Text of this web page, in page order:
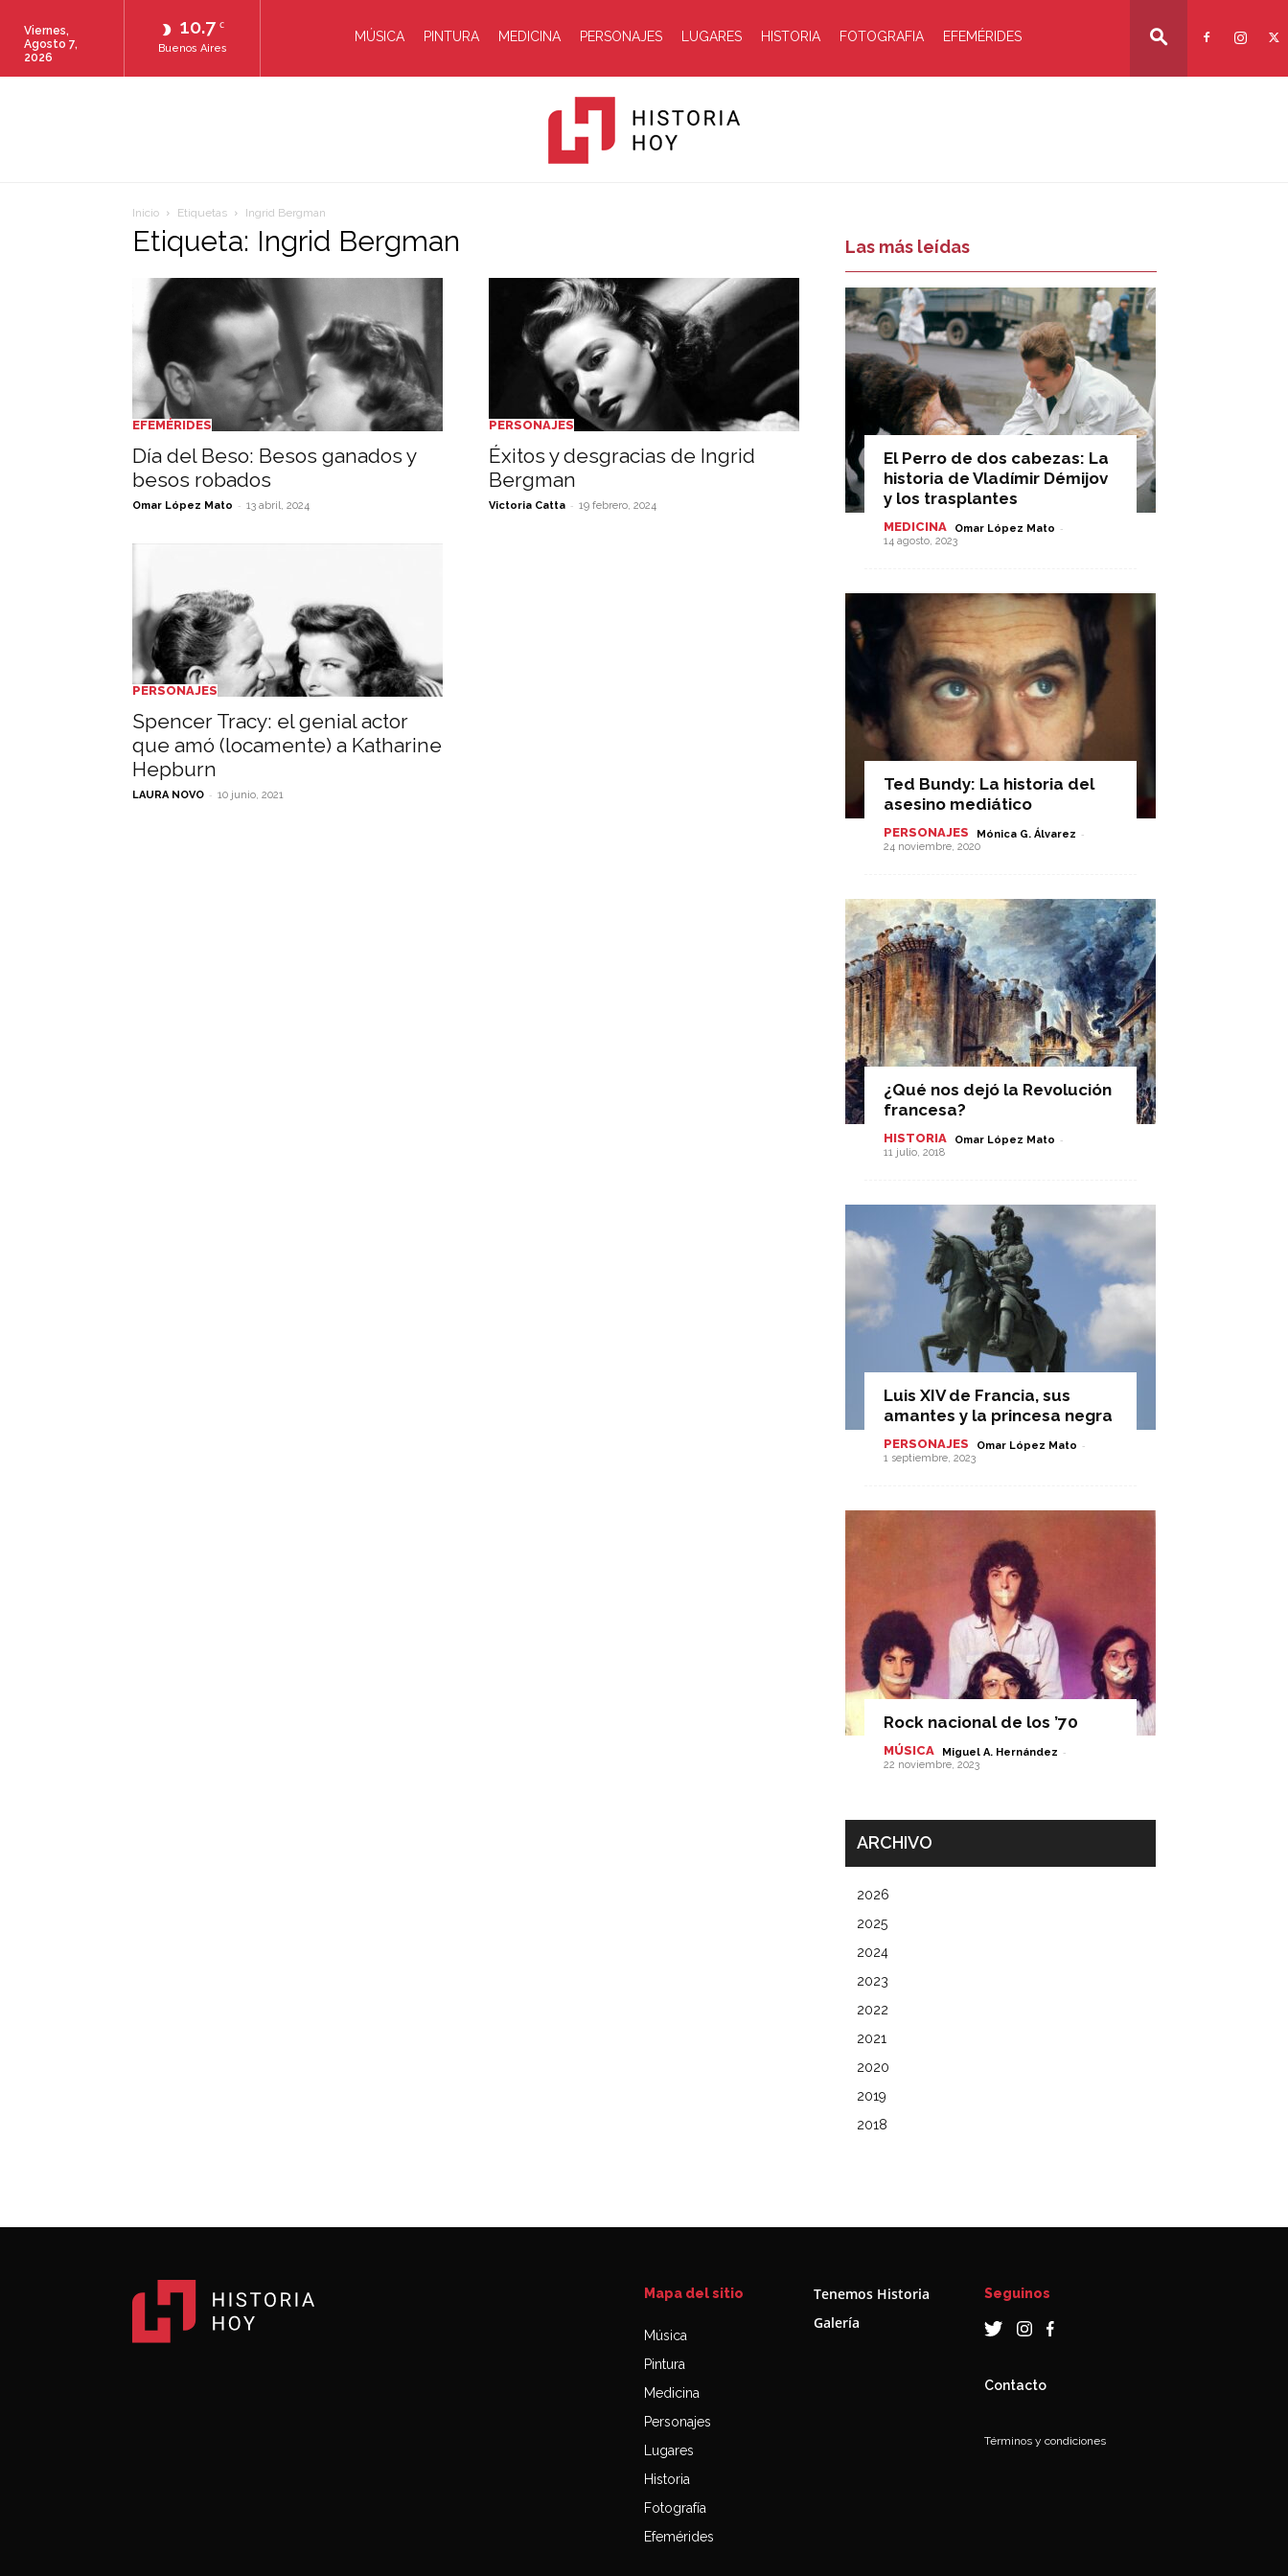
10.7 C
Buenos Aires
Viernes,
Agosto 7,
2026
MÚSICA PINTURA MEDICINA PERSONAJES LUGARES HISTORIA FOTOGRAFIA EFEMÉRIDES
Hoy
Inicio Etiquetas Ingrid Bergman
Etiqueta: Ingrid Bergman
EFEMÉRIDES
Día del Beso: Besos ganados y
besos robados
Omar López Mato - 13 abril, 2024
PERSONAJES
Éxitos y desgracias de Ingrid
Bergman
Victoria Catta - 19 febrero, 2024
PERSONAJES
Spencer Tracy: el genial actor
que amó (locamente) a Katharine
Hepburn
LAURA NOVO - 10 junio, 2021
Las más leídas
El Perro de dos cabezas: La
historia de Vladímir Démijov
y los trasplantes
MEDICINA Omar López Mato -
14 agosto, 2023
Ted Bundy: La historia del
asesino mediático
PERSONAJES Mónica G. Álvarez -
24 noviembre, 2020
¿Qué nos dejó la Revolución
francesa?
HISTORIA Omar López Mato -
11 julio, 2018
Luis XIV de Francia, sus
amantes y la princesa negra
PERSONAJES Omar López Mato -
1 septiembre, 2023
Rock nacional de los ’70
MÚSICA Miguel A. Hernández -
22 noviembre, 2023
ARCHIVO
2026
2025
2024
2023
2022
2021
2020
2019
2018
Mapa del sitio
Música
Pintura
Medicina
Personajes
Lugares
Historia
Fotografía
Efemérides
Tenemos Historia
Galería
Seguinos
Contacto
Términos y condiciones